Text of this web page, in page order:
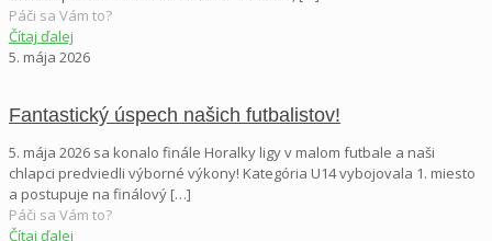
Páči sa Vám to?
Čítaj ďalej
5. mája 2026
Fantastický úspech našich futbalistov!
5. mája 2026 sa konalo finále Horalky ligy v malom futbale a naši
chlapci predviedli výborné výkony! Kategória U14 vybojovala 1. miesto
a postupuje na finálový […]
Páči sa Vám to?
Čítaj ďalej